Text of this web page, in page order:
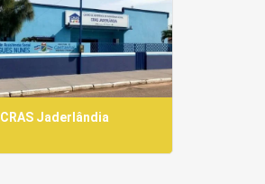
CRAS Jaderlândia